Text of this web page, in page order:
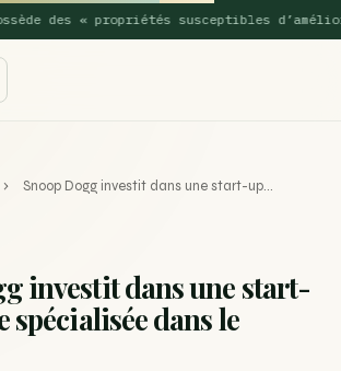
des « propriétés susceptibles
montre que la vaporisation du
› Snoop Dogg investit dans une start-up…
investit dans une start-
spécialisée dans le